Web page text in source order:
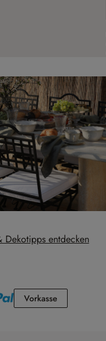
entdecken
VorkasseVorkasse